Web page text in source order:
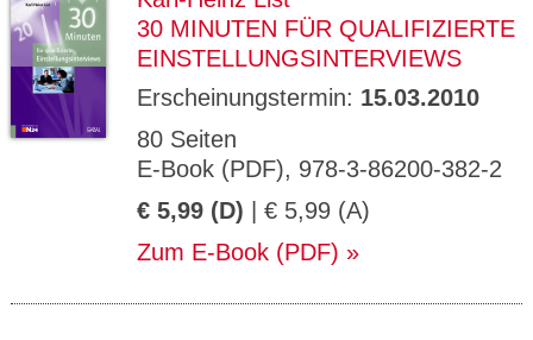
30 MINUTEN FÜR QUALIFIZIERTE
EINSTELLUNGSINTERVIEWS
Erscheinungstermin: 15.03.2010
80 Seiten
E-Book (PDF), 978-3-86200-382-2
€ 5,99 (D) | € 5,99 (A)
Zum E-Book (PDF)